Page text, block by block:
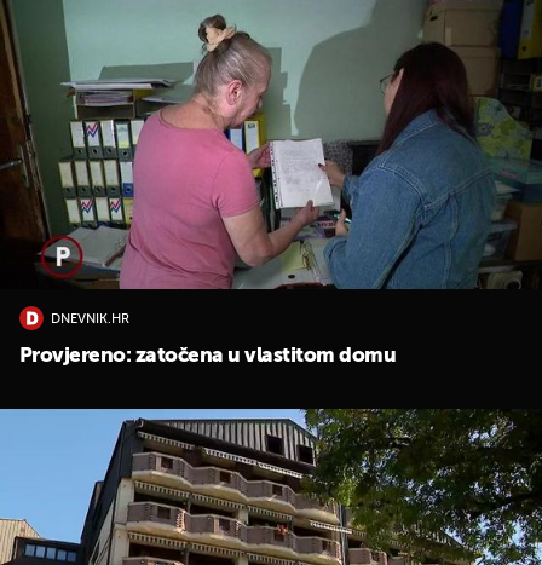
DNEVNIK.HR
Provjereno: zatočena u vlastitom domu
UKLJUČITE NOTIFIKACIJE